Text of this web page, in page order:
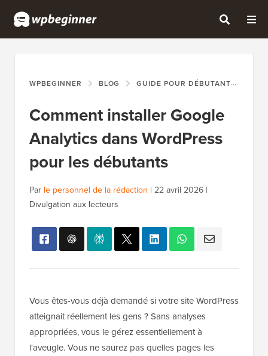
WPBEGINNER BLOG GUIDE POUR DÉBUTANTS
Comment installer Google
Analytics dans WordPress
pour les débutants
Par le personnel de la rédaction | 22 avril 2026 |
Divulgation aux lecteurs
Vous êtes-vous déjà demandé si votre site WordPress
atteignait réellement les gens ? Sans analyses
appropriées, vous le gérez essentiellement à
l'aveugle. Vous ne saurez pas quelles pages les